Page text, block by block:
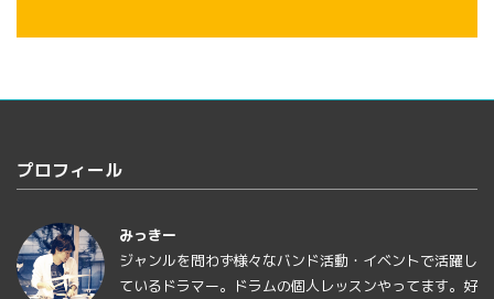
プロフィール
みっきー
ジャンルを問わず様々なバンド活動・イベントで活躍し
ているドラマー。ドラムの個人レッスンやってます。好